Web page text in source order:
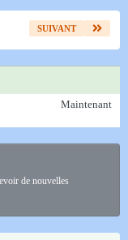
SUIVANT
Maintenant
de nouvelles